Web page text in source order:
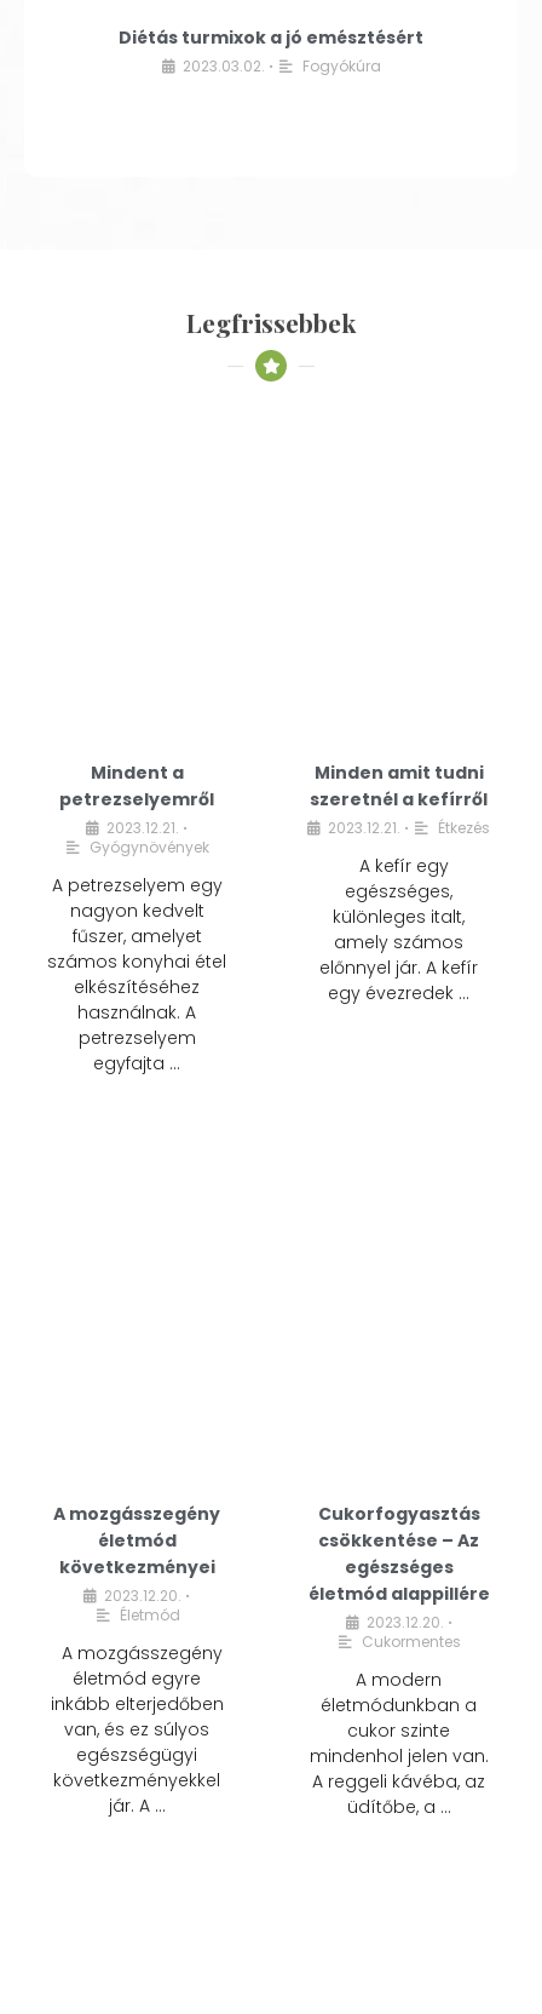
Diétás turmixok a jó emésztésért
2023.03.02. • Fogyókúra
Legfrissebbek
Mindent a
petrezselyemről
2023.12.21. •
Gyógynövények
A petrezselyem egy
nagyon kedvelt
fűszer, amelyet
számos konyhai étel
elkészítéséhez
használnak. A
petrezselyem
egyfajta …
Minden amit tudni
szeretnél a kefírről
2023.12.21. • Étkezés
A kefír egy
egészséges,
különleges italt,
amely számos
előnnyel jár. A kefír
egy évezredek …
A mozgásszegény
életmód
következményei
2023.12.20. •
Életmód
A mozgásszegény
életmód egyre
inkább elterjedőben
van, és ez súlyos
egészségügyi
következményekkel
jár. A …
Cukorfogyasztás
csökkentése – Az
egészséges
életmód alappillére
2023.12.20. •
Cukormentes
A modern
életmódunkban a
cukor szinte
mindenhol jelen van.
A reggeli kávéba, az
üdítőbe, a …